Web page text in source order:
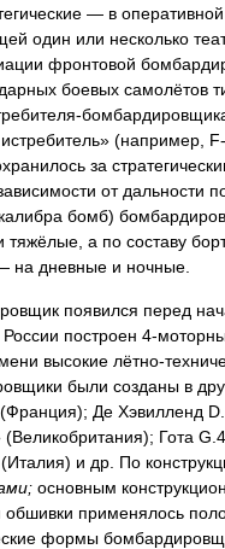
— в
один или несколько
фронтовой
боевых самолётов
(например,
за
от дальности
бомб)
тяжёлые, а по составу
на дневные и ночные.
появился перед
построен 4-
высокие лётно-
были созданы в
Де Хэвилленд
Гота
и др. По
основным
применялось
формы